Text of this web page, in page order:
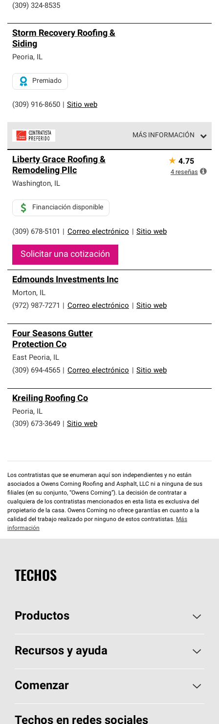
(309) 324-8535
Storm Recovery Roofing &
Siding
Peoria, IL
(309) 916-8650 Sitio web
Premiado
MÁS INFORMACIÓN
parte de una red exclusiva de profesionales de techos
que cumplen con altos estándares y requisitos estrictos
de profesionalismo y confiabilidad.
Liberty Grace Roofing &
Remodeling Pllc
Washington, IL
(309) 678-5101 Correo electrónico Sitio web
Financiación disponible
Solicitar una cotización
★ 4.75
4 reseñas
Edmounds Investments Inc
Morton, IL
(972) 987-7271
Correo electrónico Sitio web
Four Seasons Gutter
Protection Co
East Peoria, IL
(309) 694-4565
Correo electrónico Sitio web
Kreiling Roofing Co
Peoria, IL
(309) 673-3649
Sitio web
Los contratistas que se enumeran aquí son independientes y no están
asociados a Owens Corning Roofing and Asphalt, LLC ni a ninguna de sus
filiales (en su conjunto, “Owens Corning”). La decisión de contratar a
cualquiera de los contratistas mencionados en esta lista es exclusiva del
propietario de la casa. Owens Corning no ofrece garantías en cuanto a la
calidad del trabajo realizado por ninguno de estos contratistas. Más
información
TECHOS
Productos
Elija sus tejas
Encuentre un contratista
Recursos y ayuda
Aspectos básicos sobre techos
Herramientas de diseño y color
Comenzar
Llame al 1-800-GET-PINK®
Techos en redes sociales